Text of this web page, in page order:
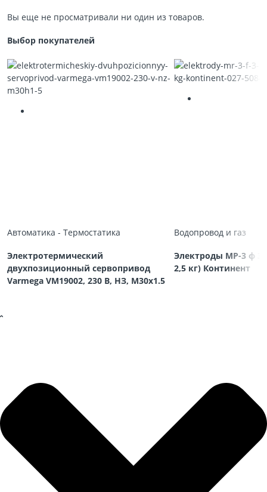
Вы еще не просматривали ни один из товаров.
Выбор покупателей
Автоматика - Термостатика
Электротермический
двухпозиционный сервопривод
Varmega VM19002, 230 В, НЗ, M30х1.5
Водопровод и газ
Электроды МР-3 ф
2,5 кг) Континент